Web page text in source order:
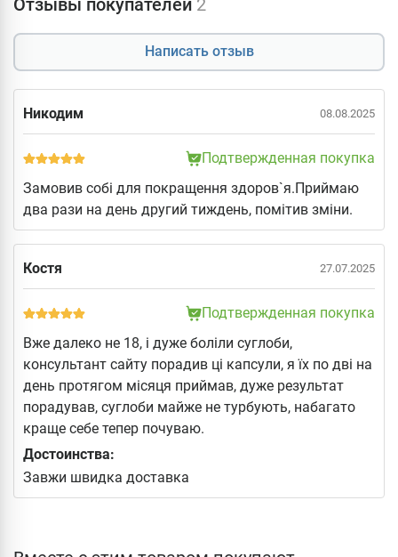
Написать отзыв
Никодим 08.08.2025
Подтвержденная покупка
Замовив собі для покращення здоров`я.Приймаю
два рази на день другий тиждень, помітив зміни.
Костя 27.07.2025
Подтвержденная покупка
Вже далеко не 18, і дуже боліли суглоби,
консультант сайту порадив ці капсули, я їх по дві на
день протягом місяця приймав, дуже результат
порадував, суглоби майже не турбують, набагато
краще себе тепер почуваю.
Достоинства:
Завжи швидка доставка